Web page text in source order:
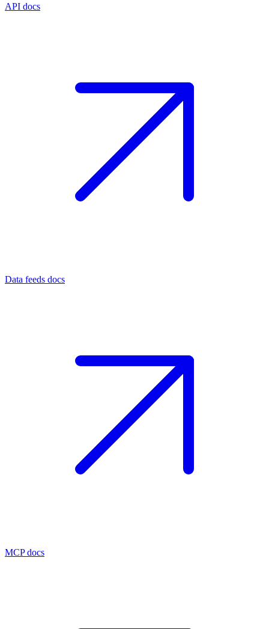
API docs
Data feeds docs
MCP docs